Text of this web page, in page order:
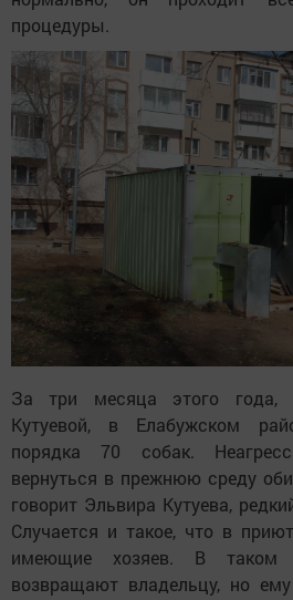
порядка 5 лет, знает, как
собакой, чтобы не навредить
Для этого используется
оборудованный клеткой. Его
создать комфортную
зимой тепло, летом
собаку в клетку,
называемый летающий шприц
пес попадает в приют, его
карантин, в это время за
нормально, он проходит
процедуры.